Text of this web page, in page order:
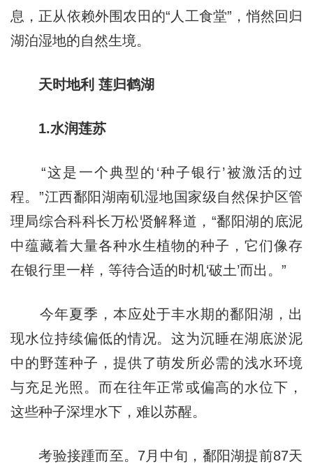
息，正从依赖外围农田的“人工食堂”，悄然回归
湖泊湿地的自然生境。
天时地利 莲归鹤湖
1.水润莲苏
“这是一个典型的‘种子银行’被激活的过
程。”江西鄱阳湖南矶湿地国家级自然保护区管
理局综合科科长万松贤解释道，“鄱阳湖的底泥
中蕴藏着大量各种水生植物的种子，它们像存
在银行里一样，等待合适的时机‘破土’而出。”
今年夏季，本应处于丰水期的鄱阳湖，出
现水位持续偏低的情况。这为沉睡在湖底淤泥
中的野莲种子，提供了萌发所必需的浅水环境
与充足光照。而在往年正常或偏高的水位下，
这些种子深埋水下，难以苏醒。
考验接踵而至。7月中旬，鄱阳湖提前87天